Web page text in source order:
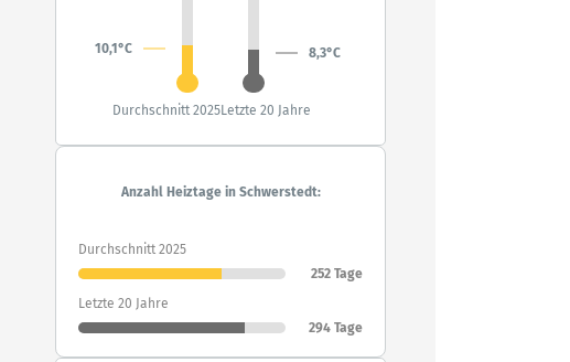
10,1°C 8,3°C
Durchschnitt 2025Letzte 20 Jahre
Anzahl Heiztage in Schwerstedt:
Durchschnitt 2025
252 Tage
Letzte 20 Jahre
294 Tage